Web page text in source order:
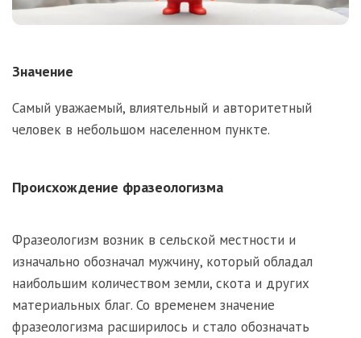
Значение
Самый уважаемый, влиятельный и авторитетный
человек в небольшом населенном пункте.
Происхождение фразеологизма
Фразеологизм возник в сельской местности и
изначально обозначал мужчину, который обладал
наибольшим количеством земли, скота и других
материальных благ. Со временем значение
фразеологизма расширилось и стало обозначать